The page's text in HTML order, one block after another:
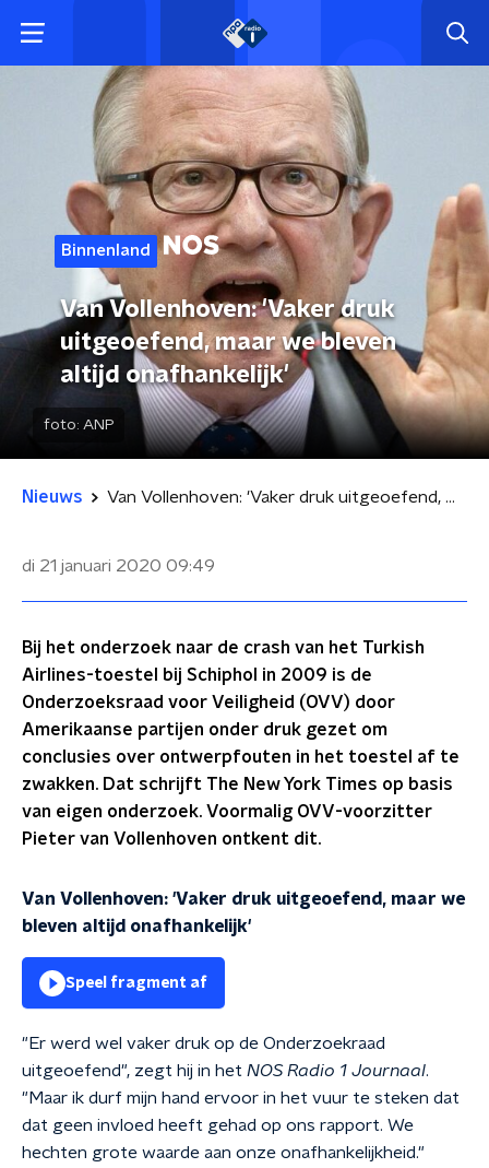
Binnenland
Van Vollenhoven: 'Vaker druk
uitgeoefend, maar we bleven
altijd onafhankelijk'
foto: ANP
Nieuws Van Vollenhoven: 'Vaker druk uitgeoefend, maar we bleven altijd onafhankelijk'
di 21 januari 2020 09:49
Bij het onderzoek naar de crash van het Turkish
Airlines-toestel bij Schiphol in 2009 is de
Onderzoeksraad voor Veiligheid (OVV) door
Amerikaanse partijen onder druk gezet om
conclusies over ontwerpfouten in het toestel af te
zwakken. Dat schrijft The New York Times op basis
van eigen onderzoek. Voormalig OVV-voorzitter
Pieter van Vollenhoven ontkent dit.
Van Vollenhoven: 'Vaker druk uitgeoefend, maar we
bleven altijd onafhankelijk'
Speel fragment af
"Er werd wel vaker druk op de Onderzoekraad
uitgeoefend", zegt hij in het NOS Radio 1 Journaal.
"Maar ik durf mijn hand ervoor in het vuur te steken dat
dat geen invloed heeft gehad op ons rapport. We
hechten grote waarde aan onze onafhankelijkheid."